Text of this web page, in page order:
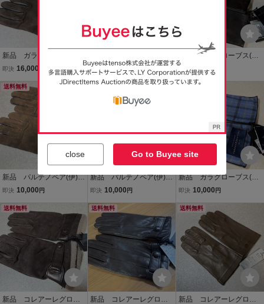
新品 ガラグローブス(伊)
グローブ/手袋８/２３ｃ
ｍ スマホ対応羊革ヌバ
ック×ラムナッパ（茶×
茶）カシミア100%内張
定価３．７万円
即決 16,000
【スマホ対応】メンズ
グローブ手袋 ８ハーフ/
２４ｃｍ ブラウンスエ
ード カジュアル 定価
即決 10,000
新品 ガラグローブス(伊)
グローブ/手袋８Ｈ/２４
ｃｍ ラムナッパ（スマ
ホ対応：ごげ茶）カシミ
ア100％ライニング 定価
即決 13,000
送料無料
新品 パルテノペア(伊)
メンズグローブ/手袋８/２
エードｘラムナッパ【ス
マホ対応】ナポリ製 定
価２万円
即決 10,000 円
送料無料
新品 パルテノペア(伊)
メンズグローブ/手袋８/２
エードｘラム【スマホ対
応】ナポリ製 定価２．
４万円
即決 10,000 円
送料無料
新品 ガラグローブス(伊)
【スマホ対応】メンズ
４ｃｍ ホーランドシェ
リーのウール×紺レザー
定価３．１万円
即決 10,000 円
送料無料
新品 コレアーレグロー
送料無料
新品 コレアーレグロー
送料無料
新品 コレアーレグロー
close Go to Buyee site